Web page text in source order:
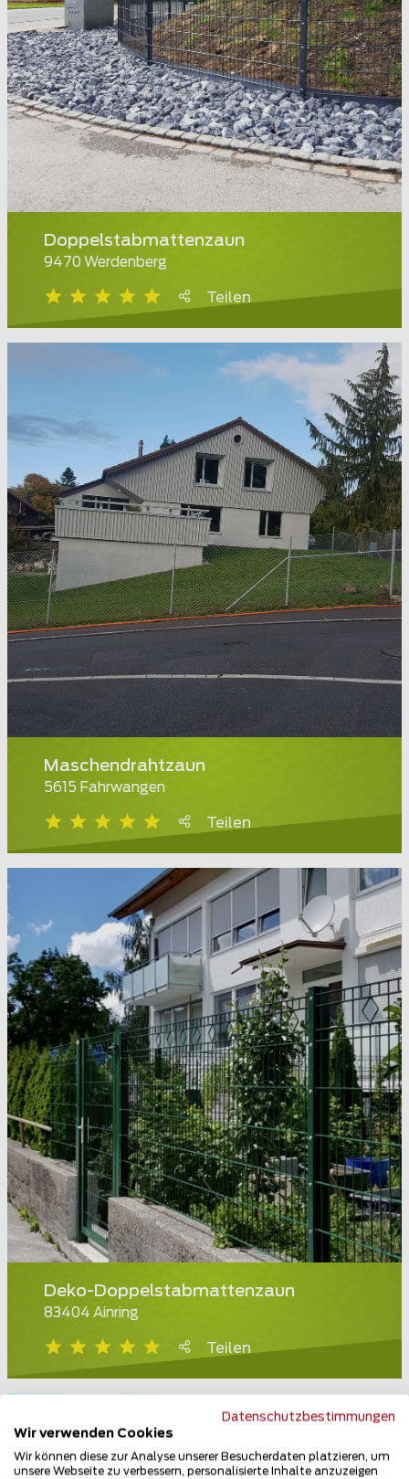
Doppelstabmattenzaun
9470 Werdenberg
Teilen
Maschendrahtzaun
5615 Fahrwangen
Teilen
Deko-Doppelstabmattenzaun
83404 Ainring
Teilen
Datenschutzbestimmungen
Wir verwenden Cookies
Wir können diese zur Analyse unserer Besucherdaten platzieren, um
unsere Webseite zu verbessern, personalisierte Inhalte anzuzeigen